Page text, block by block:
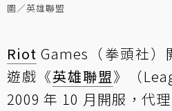
圖／英雄聯盟
Riot Games（拳頭社）
遊戲《英雄聯盟》（
2009 年 10 月開服，代